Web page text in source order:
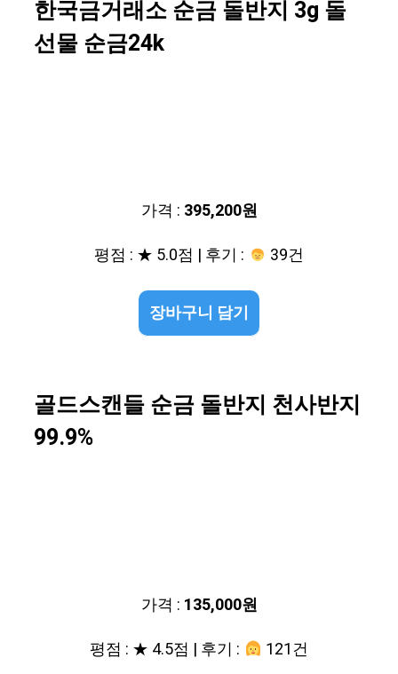
한국금거래소 순금 돌반지 3g 돌
선물 순금24k
가격 : 395,200원
평점 : ★ 5.0점 | 후기 :
39건
장바구니 담기
골드스캔들 순금 돌반지 천사반지
99.9%
가격 : 135,000원
평점 : ★ 4.5점 | 후기 :
121건